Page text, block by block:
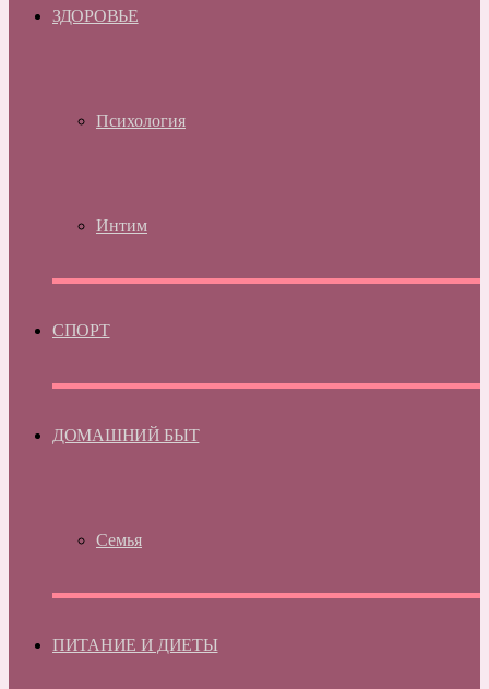
ЗДОРОВЬЕ
Психология
Интим
СПОРТ
ДОМАШНИЙ БЫТ
Семья
ПИТАНИЕ И ДИЕТЫ